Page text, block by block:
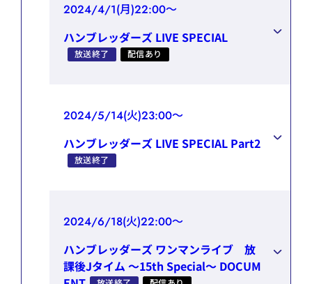
2024/4/1(月)22:00～
ハンブレッダーズ LIVE SPECIAL
放送終了 配信あり
2024/5/14(火)23:00～
ハンブレッダーズ LIVE SPECIAL Part2
放送終了
2024/6/18(火)22:00～
ハンブレッダーズ ワンマンライブ 放
課後Jタイム ～15th Special～ DOCUM